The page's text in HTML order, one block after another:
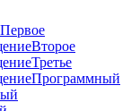
Первое
Второе
Третье
Программный